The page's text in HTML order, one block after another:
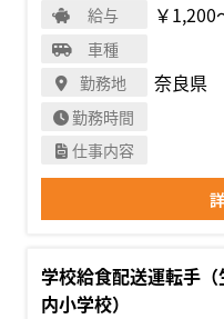
給与 ￥1,200
車種
勤務地
奈良県
勤務時間
仕事内容
学校給食配送運転手
内小学校）